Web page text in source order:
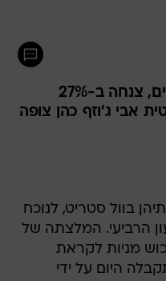
וינייט, יצרנית התוכנה לאתרים, צנחה ב-27%
אבי ג'וזף כהן צופה
בוול סטריט, לנוכח
הרביעי. המלצתה של
מניות לקראת
היום על ידי